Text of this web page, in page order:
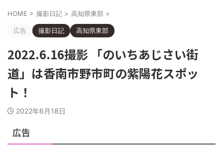
HOME > 撮影日記 > 高知県東部 >
広告 撮影日記 高知県東部
2022.6.16撮影 「のいちあじさい街
道」は香南市野市町の紫陽花スポッ
ト！
2022年6月18日
広告